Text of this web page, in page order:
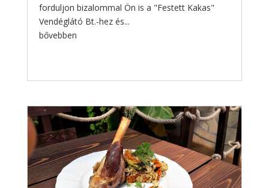
forduljon bizalommal Ön is a "Festett Kakas"
Vendéglátó Bt.-hez és...
bővebben